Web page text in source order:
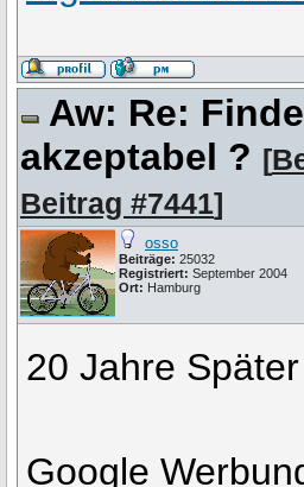
Aw: Re:
akzeptabel ? [
Beitrag #7441]
osso
Beiträge: 25032
Registriert: September 2004
Ort: Hamburg
20 Jahre
Google